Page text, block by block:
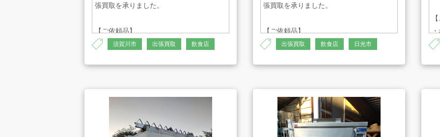
プライバシーポリシー 古物営業法に基づく表示 サイトマップ
張買取を承りました。
【ご依頼品】
・業務用冷蔵庫
・製氷機
・ガス炊飯器
須賀川市 出張買取 飲食店
張買取を承りました。
【ご依頼品】
・茹で麺機
・中華レンジ
・ミートチョッパー
・PRO COCK JAPAN卓上型電気フライ
出張買取 飲食店 日光市
・
・